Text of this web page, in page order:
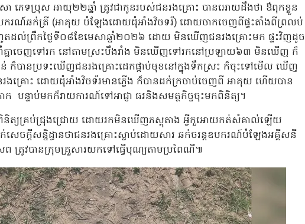
ា ភេទប្រុស អាយុ២២ឆ្នាំ ត្រូវជាកូនរបស់ជនរងគ្រោះ បានអោយដឹងថា ឳពុកខ្លួន
ករណ៍ឆក់ត្រី (អាគុយ បំឡែងដោយដុំអាំងវិចទរ័) ដោយចាកចេញពីផ្ទះតាំងពីព្រលប់
ព្រឹកថ្ងៃទី០៨ខែមេសាឆ្នាំ២០២៦ ដោយ មិនឃើញជនរងគ្រោះមក ផ្ទះវិញដូច
គ្នាចេញទៅរក នៅតាមស្រះបឹងរាំង មិនឃើញទៅរកនៅប្រឡាយ៦៣ មិនឃើញ ក៏
ក៏បានប្រទះឃើញជនរងគ្រោះដេកផ្កាប់មុខនៅក្នុងទឹកស្រះ ក៏ចុះទៅមើល ឃើញ
ងគ្រោះ ដោយដុំអាំងវិចទ័រមានភ្លើង ក៏បានដក់ក្រចាប់ចេញពី អាគុយ ហើយបាន
បន្ទាប់មកក៏រាយការណ៍ទៅអាជ្ញា ធរនិងសមត្ថកិច្ចចុះមកពិនិត្យ។
ពិនិត្យគ្រប់ជ្រុងជ្រោយ ដោយរកមិនឃើញភស្តុតាង អ្វីកួអោយកត់សំគាល់ឡើយ
េចក្តីសន្និដ្ធានថាជនរងគ្រោះស្លាប់ដោយសារ ឆក់ចរន្តឧបករណ៍បំឡែងអគ្គីសនី
សព ត្រូវបានក្រុមគ្រួសារយកទៅធ្វើបុណ្យតាមប្រពៃណី៕